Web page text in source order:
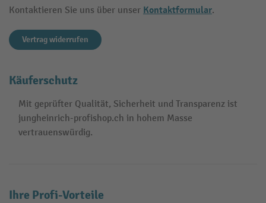
Kontaktieren Sie uns über unser Kontaktformular.
Vertrag widerrufen
Käuferschutz
Mit geprüfter Qualität, Sicherheit und Transparenz ist
jungheinrich-profishop.ch in hohem Masse
vertrauenswürdig.
Ihre Profi-Vorteile